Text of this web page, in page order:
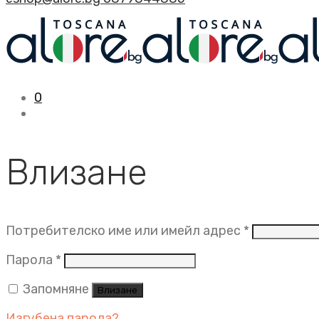
0
Влизане
Потребителско име или имейл адрес *
Парола * Задължително
Запомняне
Влизане